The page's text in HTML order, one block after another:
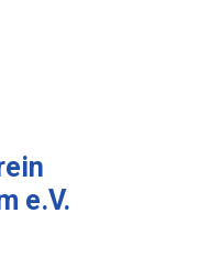
e.V.